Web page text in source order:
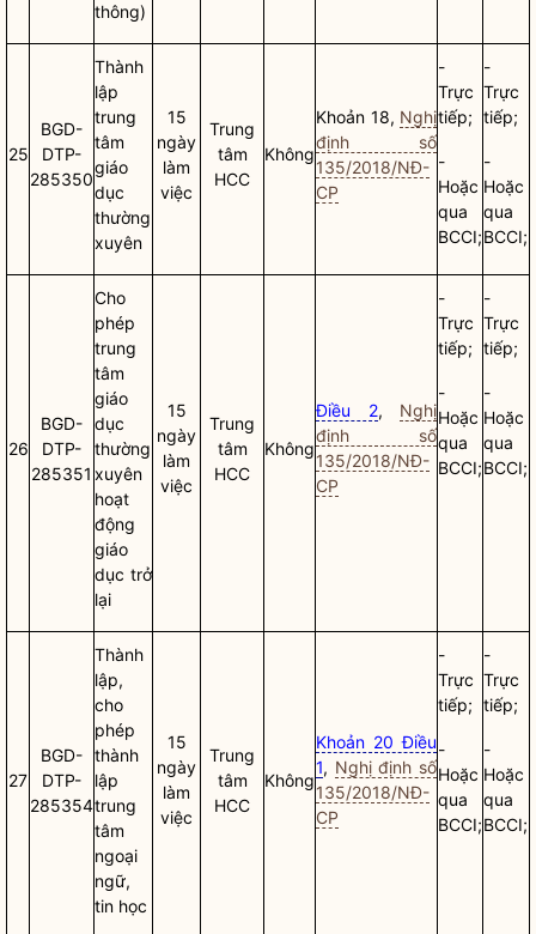
thông)
25
BGD-
DTP-
285350
Thành
lập
trung
tâm
giáo
dục
thường
xuyên
15
ngày
làm
việc
Trung
tâm
HCC
Không
Khoản 18, Nghị
định số
135/2018/NĐ-
CP
-
Trực
tiếp;
-
Hoặc
qua
BCCI;
-
Trực
tiếp;
-
Hoặc
qua
BCCI;
26
BGD-
DTP-
285351
Cho
phép
trung
tâm
giáo
dục
thường
xuyên
hoạt
động
giáo
dục trở
lại
15
ngày
làm
việc
Trung
tâm
HCC
Không
Điều 2, Nghị
định số
135/2018/NĐ-
CP
-
Trực
tiếp;
-
Hoặc
qua
BCCI;
-
Trực
tiếp;
-
Hoặc
qua
BCCI;
27
BGD-
DTP-
285354
Thành
lập,
cho
phép
thành
lập
trung
tâm
ngoại
ngữ,
tin học
15
ngày
làm
việc
Trung
tâm
HCC
Không
Khoản 20 Điều
1, Nghị định số
135/2018/NĐ-
CP
-
Trực
tiếp;
-
Hoặc
qua
BCCI;
-
Trực
tiếp;
-
Hoặc
qua
BCCI;